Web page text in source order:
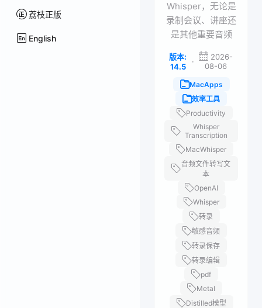
荔枝正版
English
Whisper，无论是
录制会议、讲座还
是其他重要音频
版本:
14.5
·
2026-
08-06
MacApps
效率工具
Productivity
Whisper
Transcription
MacWhisper
音频文件转写文
本
OpenAI
Whisper
转录
敏感音频
转录保存
转录编辑
pdf
Metal
Distilled模型